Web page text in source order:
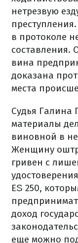
нетрезвую
в протоколе
составления.
вина
доказана
места
Судья Галина
материалы
виновной в
Женщину
гривен с
ЕЅ 250,
доход
еще можно